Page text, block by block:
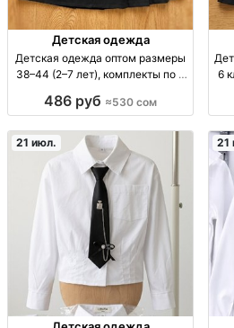
Детская одежда
Детская одежда оптом размеры
38–44 (2–7 лет), комплекты по 4
опт; размеры 38–44; возр 2–7
Узбекистан
486 руб ≈530 сом
6
21 июл. 21